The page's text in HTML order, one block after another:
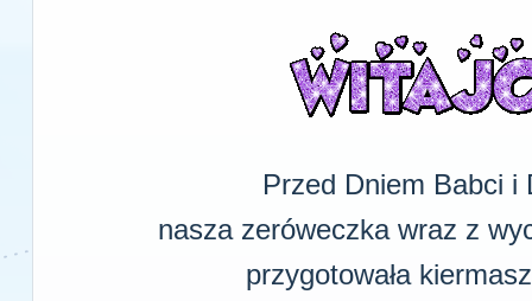
Przed Dniem Babci i
nasza zeróweczka wraz z
przygotowała